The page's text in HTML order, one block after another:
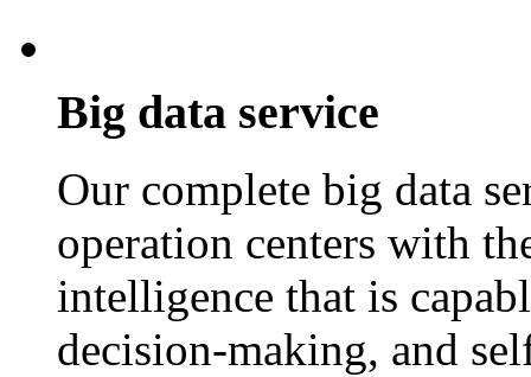
Big data service
Our complete big data
operation centers with
intelligence that is
decision-making, and